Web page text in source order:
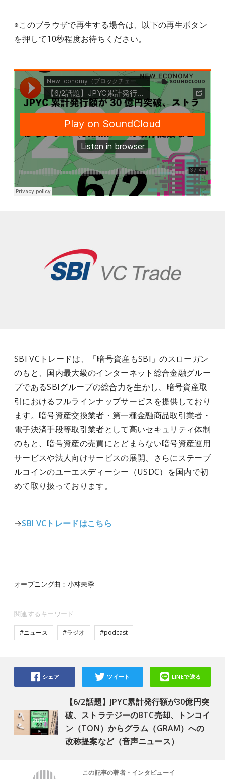
※このブラウザで再生する場合は、以下の再生ボタン
を押して10秒程度お待ちください。
SBI VCトレードは、「暗号資産もSBI」のスローガン
のもと、国内最大級のインターネット総合金融グルー
プであるSBIグループの総合力を生かし、暗号資産取
引におけるフルラインナップサービスを提供しており
ます。暗号資産交換業者・第一種金融商品取引業者・
電子決済手段等取引業者として高いセキュリティ体制
のもと、暗号資産の売買にとどまらない暗号資産運用
サービスや法人向けサービスの展開、さらにステーブ
ルコインのユーエスディーシー（USDC）を国内で初
めて取り扱っております。
→SBI VCトレードはこちら
オープニング曲：小林未季
関連するキーワード
#ニュース #ラジオ #podcast
【6/2話題】JPYC累計発行額が30億円突
破、ストラテジーのBTC売却、トンコイ
ン（TON）からグラム（GRAM）への
改称提案など（音声ニュース）
シェア ツイート LINEで送る
この記事の著者・インタビューイ